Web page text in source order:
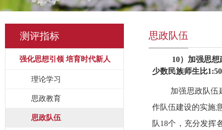
测评指标
强化思想引领 培育时代新人
理论学习
思政教育
思政队伍
思政队伍
10）加强思
少数民族师生比1:50
加强思政队伍
作队伍建设的实施
队18个，充分发挥